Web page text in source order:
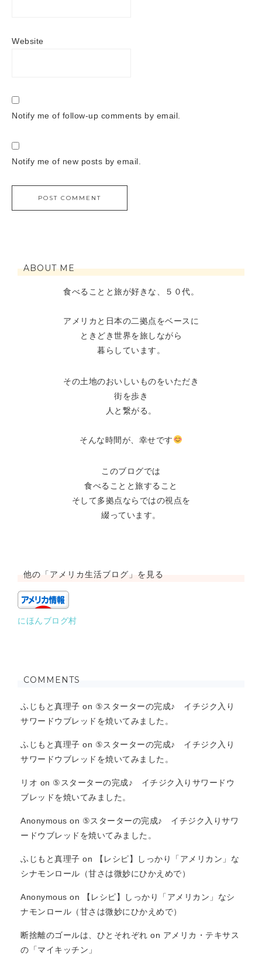
Website
Notify me of follow-up comments by email.
Notify me of new posts by email.
ABOUT ME
食べることと旅が好きな、５０代。
アメリカと日本の二拠点をベースに
ときどき世界を旅しながら
暮らしています。
その土地のおいしいものをいただき
街を歩き
人と繋がる。
そんな時間が、幸せです
このブログでは
食べることと旅すること
そして多拠点ならではの視点を
綴っています。
他の「アメリカ生活ブログ」を見る
にほんブログ村
COMMENTS
ふじもと真理子 on ⑤スターターの完成♪ イチジク入り
サワードウブレッドを焼いてみました。
ふじもと真理子 on ⑤スターターの完成♪ イチジク入り
サワードウブレッドを焼いてみました。
リオ on ⑤スターターの完成♪ イチジク入りサワードウ
ブレッドを焼いてみました。
Anonymous on ⑤スターターの完成♪ イチジク入りサワ
ードウブレッドを焼いてみました。
ふじもと真理子 on
【レシピ】しっかり「アメリカン」な
シナモンロール（甘さは微妙にひかえめで）
Anonymous on
【レシピ】しっかり「アメリカン」なシ
ナモンロール（甘さは微妙にひかえめで）
断捨離のゴールは、ひとそれぞれ on アメリカ・テキサス
の「マイキッチン」